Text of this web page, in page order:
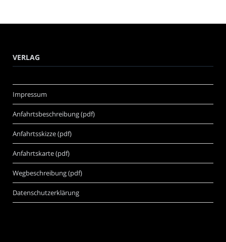
VERLAG
Impressum
Anfahrtsbeschreibung (pdf)
Anfahrtsskizze (pdf)
Anfahrtskarte (pdf)
Wegbeschreibung (pdf)
Datenschutzerklärung